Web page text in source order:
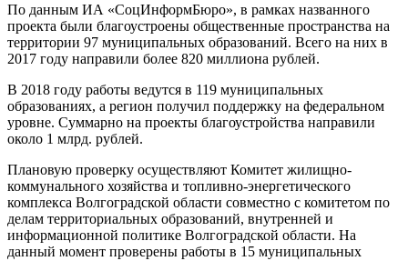
По данным ИА «СоцИнформБюро», в рамках названного
проекта были благоустроены общественные пространства на
территории 97 муниципальных образований. Всего на них в
2017 году направили более 820 миллиона рублей.
В 2018 году работы ведутся в 119 муниципальных
образованиях, а регион получил поддержку на федеральном
уровне. Суммарно на проекты благоустройства направили
около 1 млрд. рублей.
Плановую проверку осуществляют Комитет жилищно-
коммунального хозяйства и топливно-энергетического
комплекса Волгоградской области совместно с комитетом по
делам территориальных образований, внутренней и
информационной политике Волгоградской области. На
данный момент проверены работы в 15 муниципальных